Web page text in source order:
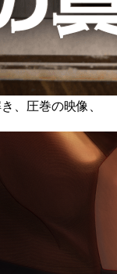
、圧巻の映像、